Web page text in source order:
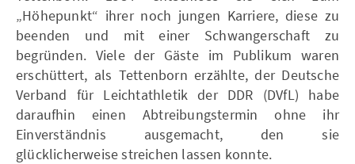
„Höhepunkt“ ihrer noch jungen Karriere, diese zu
beenden und mit einer Schwangerschaft zu
begründen. Viele der Gäste im Publikum waren
erschüttert, als Tettenborn erzählte, der Deutsche
Verband für Leichtathletik der DDR (DVfL) habe
daraufhin einen Abtreibungstermin ohne ihr
Einverständnis ausgemacht, den sie
glücklicherweise streichen lassen konnte.